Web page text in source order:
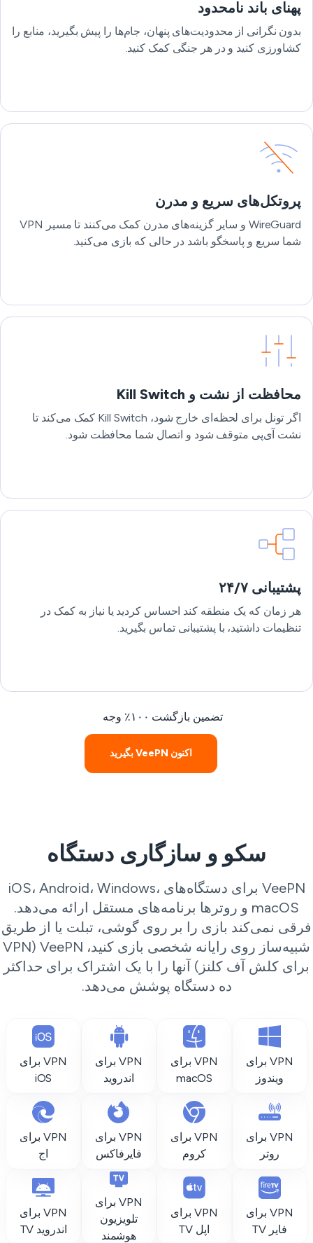
پهنای باند نامحدود
بدون نگرانی از محدودیت‌های پنهان، جام‌ها را پیش بگیرید، منابع را
کشاورزی کنید و در هر جنگی کمک کنید.
پروتکل‌های سریع و مدرن
WireGuard و سایر گزینه‌های مدرن کمک می‌کنند تا مسیر VPN
شما سریع و پاسخگو باشد در حالی که بازی می‌کنید.
محافظت از نشت و Kill Switch
اگر تونل برای لحظه‌ای خارج شود، Kill Switch کمک می‌کند تا
نشت آی‌پی متوقف شود و اتصال شما محافظت شود.
پشتیبانی ۲۴/۷
هر زمان که یک منطقه کند احساس کردید یا نیاز به کمک در
تنظیمات داشتید، با پشتیبانی تماس بگیرید.
تضمین بازگشت ۱۰۰٪ وجه
اکنون VeePN بگیرید
سکو و سازگاری دستگاه
VeePN برای دستگاه‌های iOS، Android، Windows،
macOS و روترها برنامه‌های مستقل ارائه می‌دهد.
نمی‌کند بازی را بر روی گوشی، تبلت یا از طریق
شبیه‌ساز روی رایانه شخصی بازی کنید، VeePN (VPN
کلش آف کلنز) آنها را با یک اشتراک برای حداکثر
ده دستگاه پوشش می‌دهد.
VPN برای
ویندوز
VPN برای
macOS
VPN برای
اندروید
VPN برای
iOS
VPN برای
روتر
VPN برای
کروم
VPN برای
فایرفاکس
VPN برای
اج
VPN برای
فایر TV
VPN برای
اپل TV
VPN برای
تلویزیون
هوشمند
VPN برای
اندروید TV